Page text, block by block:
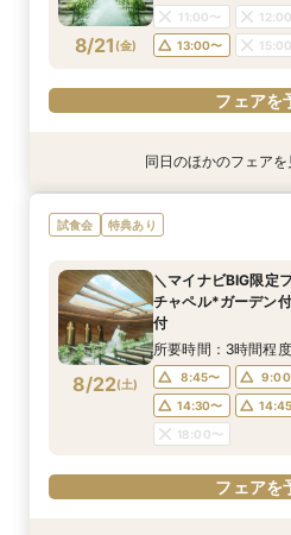
フェアを
フェアを
フェアを
8/21 (金)
11:00〜
13:00〜
フェアを
特典あり
8/21(金)
≪大好評！ペットと
ごと相談*特典付
11:00〜
フェアを
特典あり
8/21(金)
【ガーデン挙式希望
ディング体感×試食
11:00〜
フェアを
特典あり
8/21(金)
初見学でも安心◎「
新プラン×試食付
11:00〜
フェアを
特典あり
8/21(金)
【料理ランクUP特
試食×料理演出体験
11:00〜
フェアを
同日のほかのフェアを
試食会 特典あり
8/22(土)
＼マイナビBIG限定
チャペル*ガーデン
付
所要時間：3時間程度
8:45〜
9:00
14:30〜
18:00〜
フェアを